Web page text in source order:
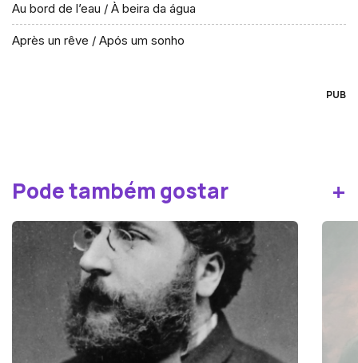
Au bord de l’eau / À beira da água
Après un rêve / Após um sonho
PUB
Pode também gostar +